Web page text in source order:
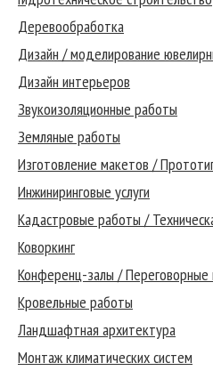
Деревообработка
Дизайн / моделирование
Дизайн интерьеров
Звукоизоляционные работы
Земляные работы
Изготовление макетов /
Инжиниринговые услуги
Кадастровые работы /
Коворкинг
Конференц-залы / Переговорные
Кровельные работы
Ландшафтная архитектура
Монтаж климатических систем